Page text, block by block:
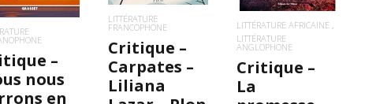
–
nous
en
LITTÉRATURE
FRANCOPHONE
Critique –
Carpates –
Liliana
LITTÉRATURE AFRICAINE
LITTÉRATURE
ANGLOPHONE
Critique –
La